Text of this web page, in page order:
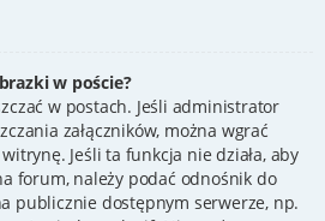
w poście?
w postach. Jeśli administrator
załączników, można wgrać
Jeśli ta funkcja nie działa, aby
forum, należy podać odnośnik do
publicznie dostępnym serwerze, np.